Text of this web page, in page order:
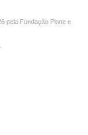
pela Fundação Plone e